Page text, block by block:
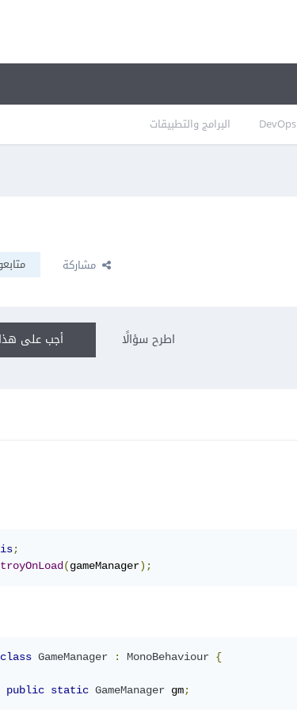
DevOps البرامج والتطبيقات
مشاركة
أجب على اطرح سؤالًا
;
(gameManager);
class GameManager : MonoBehaviour {
public static GameManager gm;